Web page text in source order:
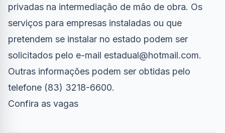
privadas na intermediação de mão de obra. Os
serviços para empresas instaladas ou que
pretendem se instalar no estado podem ser
solicitados pelo e-mail estadual@hotmail.com.
Outras informações podem ser obtidas pelo
telefone (83) 3218-6600.
Confira as vagas